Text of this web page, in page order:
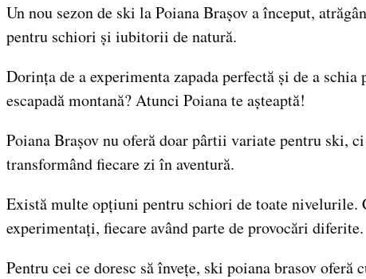
Un nou sezon de ski la Poiana Brașov a început,
pentru schiori și iubitorii de natură.
Dorința de a experimenta zapada perfectă și de a
escapadă montană? Atunci Poiana te așteaptă!
Poiana Brașov nu oferă doar pârtii variate pentru ski,
transformând fiecare zi în aventură.
Există multe opțiuni pentru schiori de toate nivelurile.
experimentați, fiecare având parte de provocări diferite.
Pentru cei ce doresc să învețe, ski poiana brasov